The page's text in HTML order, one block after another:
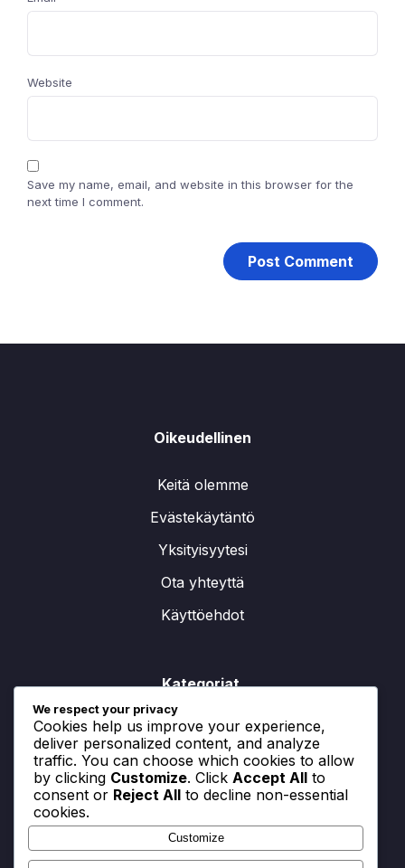
Website
Save my name, email, and website in this browser for the
next time I comment.
Oikeudellinen
Keitä olemme
Evästekäytäntö
Yksityisyytesi
Ota yhteyttä
Käyttöehdot
Kategoriat
Elämäntapamuutokset
Käyttäytymiseen perustuvat strategiat
Psykologiset lähestymistavat
We respect your privacy
Cookies help us improve your experience,
deliver personalized content, and analyze
traffic. You can choose which cookies to allow
by clicking Customize. Click Accept All to
consent or Reject All to decline non-essential
cookies.
Customize